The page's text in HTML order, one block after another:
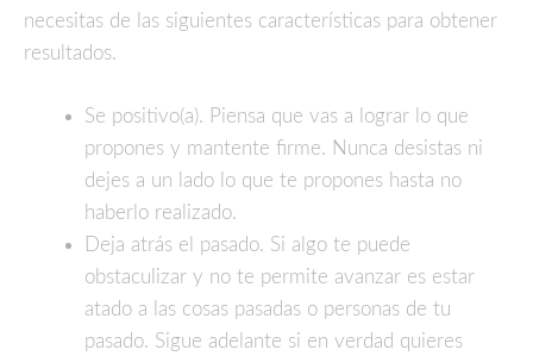
necesitas de las siguientes características para obtener
resultados.
Se positivo(a). Piensa que vas a lograr lo que
propones y mantente firme. Nunca desistas ni
dejes a un lado lo que te propones hasta no
haberlo realizado.
Deja atrás el pasado. Si algo te puede
obstaculizar y no te permite avanzar es estar
atado a las cosas pasadas o personas de tu
pasado. Sigue adelante si en verdad quieres